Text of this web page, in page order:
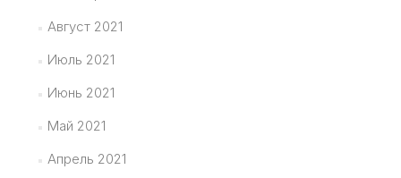
Август 2021
Июль 2021
Июнь 2021
Май 2021
Апрель 2021